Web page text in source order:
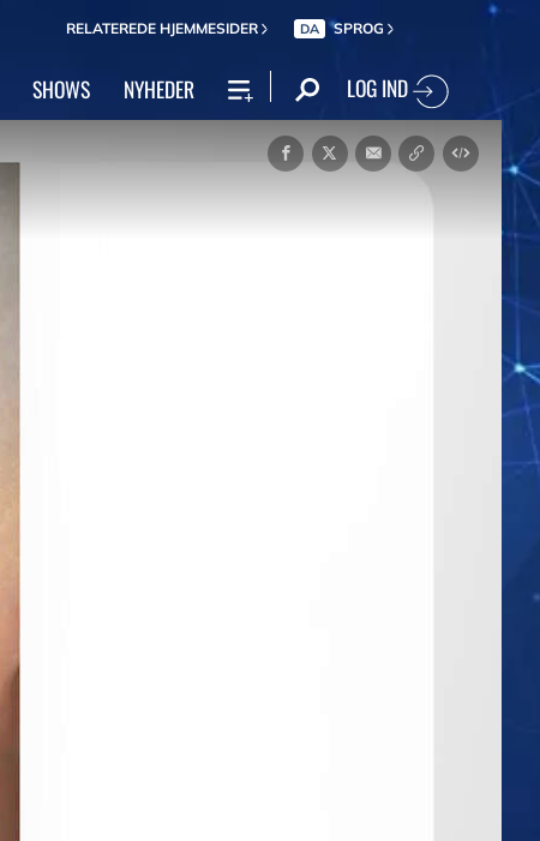
RELATEREDE HJEMMESIDER DA SPROG
SHOWS NYHEDER LOG IND